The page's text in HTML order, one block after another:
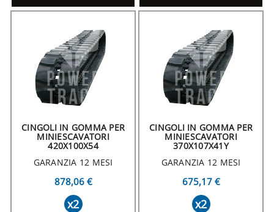
CINGOLI IN GOMMA PER
MINIESCAVATORI
420X100X54
GARANZIA 12 MESI
878,06 €
x2
CINGOLI IN GOMMA PER
MINIESCAVATORI
370X107X41Y
GARANZIA 12 MESI
675,17 €
x2